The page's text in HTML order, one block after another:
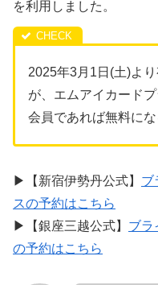
を利用しました。
2025年3月1日(土)よ
が、エムアイカード
会員であれば無料にな
▶︎【新宿伊勢丹公式】 ブ
スの予約はこちら
▶︎【銀座三越公式】 ブラ
の予約はこちら